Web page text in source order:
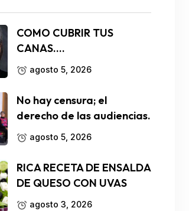
COMO CUBRIR TUS
CANAS….
agosto 5, 2026
No hay censura; el
derecho de las audiencias.
agosto 5, 2026
RICA RECETA DE ENSALDA
DE QUESO CON UVAS
agosto 3, 2026